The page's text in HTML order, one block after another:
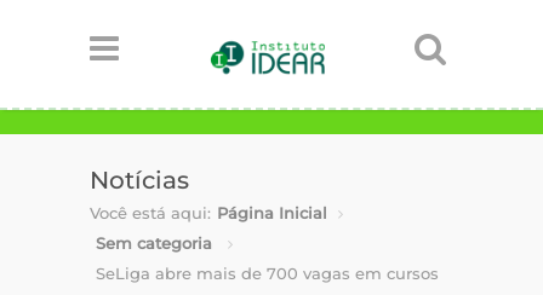
Notícias
Você está aqui: Página Inicial
Sem categoria
SeLiga abre mais de 700 vagas em cursos